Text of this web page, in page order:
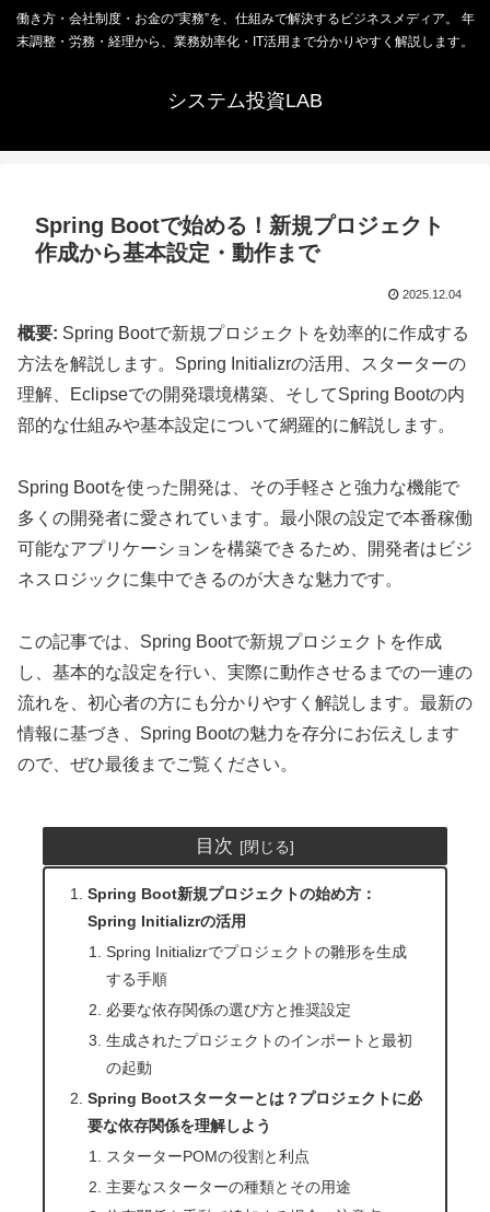
働き方・会社制度・お金の“実務”を、仕組みで解決するビジネスメディア。 年
末調整・労務・経理から、業務効率化・IT活用まで分かりやすく解説します。
システム投資LAB
Spring Bootで始める！新規プロジェクト
作成から基本設定・動作まで
2025.12.04
概要: Spring Bootで新規プロジェクトを効率的に作成する
方法を解説します。Spring Initializrの活用、スターターの
理解、Eclipseでの開発環境構築、そしてSpring Bootの内
部的な仕組みや基本設定について網羅的に解説します。
Spring Bootを使った開発は、その手軽さと強力な機能で
多くの開発者に愛されています。最小限の設定で本番稼働
可能なアプリケーションを構築できるため、開発者はビジ
ネスロジックに集中できるのが大きな魅力です。
この記事では、Spring Bootで新規プロジェクトを作成
し、基本的な設定を行い、実際に動作させるまでの一連の
流れを、初心者の方にも分かりやすく解説します。最新の
情報に基づき、Spring Bootの魅力を存分にお伝えします
ので、ぜひ最後までご覧ください。
目次
Spring Boot新規プロジェクトの始め方：
Spring Initializrの活用
Spring Initializrでプロジェクトの雛形を生成
する手順
必要な依存関係の選び方と推奨設定
生成されたプロジェクトのインポートと最初
の起動
Spring Bootスターターとは？プロジェクトに必
要な依存関係を理解しよう
スターターPOMの役割と利点
主要なスターターの種類とその用途